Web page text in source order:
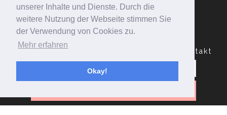
unserer Inhalte und Dienste. Durch die
weitere Nutzung der Webseite stimmen Sie
der Verwendung von Cookies zu.
Mehr erfahren
Okay!
Datenschutzerklärung Kontakt
Suchen